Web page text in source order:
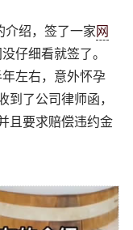
介绍，签了一家 网
仔细看就签了。
左右，意外怀孕
到了公司律师函，
且要求赔偿违约金